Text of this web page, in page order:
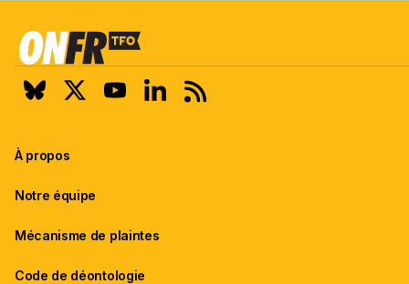
À propos
Notre équipe
Mécanisme de plaintes
Code de déontologie